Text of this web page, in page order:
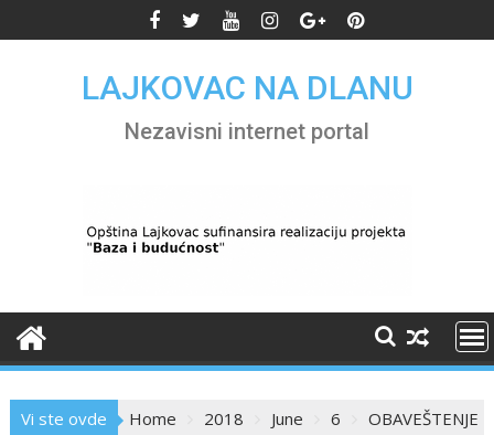
to
LAJKOVAC NA DLANU
Nezavisni internet portal
Vi ste ovde Home 2018 June 6 OBAVEŠTENJE